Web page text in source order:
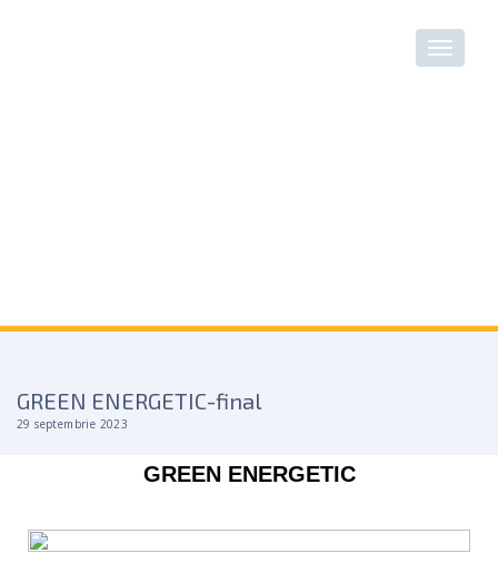
GREEN ENERGETIC-final
29 septembrie 2023
GREEN ENERGETIC